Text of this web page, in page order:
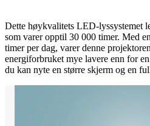
Dette høykvalitets LED-lyssystemet
som varer opptil 30 000 timer. Med
timer per dag, varer denne
energiforbruket mye lavere enn for
du kan nyte en større skjerm og en